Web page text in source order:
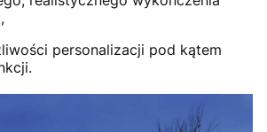
personalizacji pod kątem